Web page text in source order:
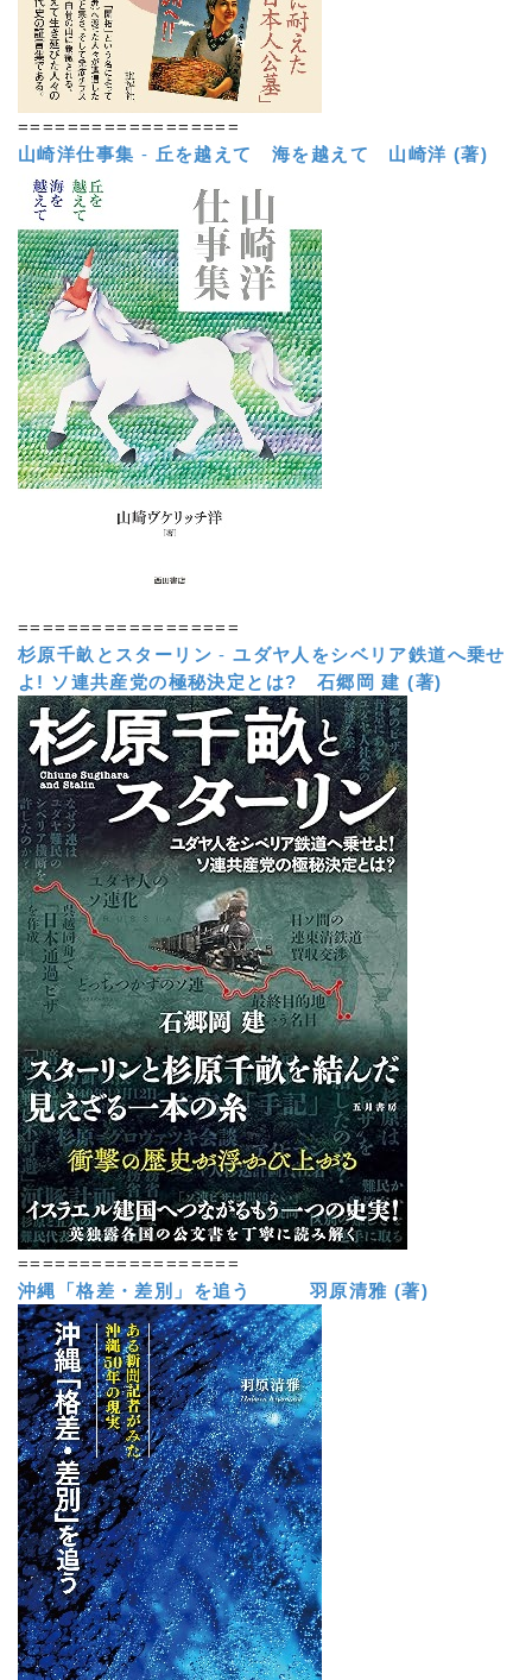
==================
山崎洋仕事集 - 丘を越えて 海を越えて 山崎洋 (著)
==================
杉原千畝とスターリン -ユダヤ人をシベリア鉄道へ乗せ
よ! ソ連共産党の極秘決定とは?
石郷岡 建 (著)
==================
沖縄「格差・差別」を追う 羽原清雅 (著)